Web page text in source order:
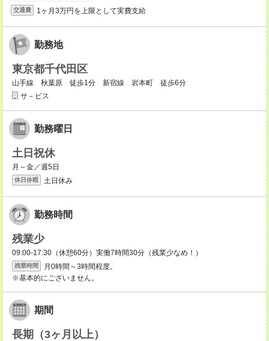
交通費 1ヶ月3万円を上限として実費支給
勤務地
東京都千代田区
山手線 秋葉原 徒歩1分 新宿線 岩本町 徒歩6分
サ－ビス
勤務曜日
土日祝休
月～金／週5日
休日休暇 土日休み
勤務時間
残業少
09:00-17:30（休憩60分）実働7時間30分（残業少なめ！）
残業時間
月0時間～3時間程度。
※基本的にございません。
期間
長期（3ヶ月以上）